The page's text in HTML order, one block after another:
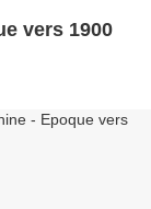
vers 1900